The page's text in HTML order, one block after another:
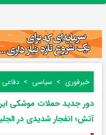
خبرفوری سیاسی دفاعی
دور جدید حملات موشکی
آتش؛ انفجار شدیدی در